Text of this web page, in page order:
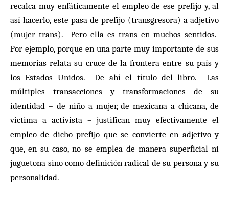
recalca muy enfáticamente el empleo de ese prefijo y, al
así hacerlo, este pasa de prefijo (transgresora) a adjetivo
(mujer trans). Pero ella es trans en muchos sentidos.
Por ejemplo, porque en una parte muy importante de sus
memorias relata su cruce de la frontera entre su país y
los Estados Unidos. De ahí el título del libro. Las
múltiples transacciones y transformaciones de su
identidad – de niño a mujer, de mexicana a chicana, de
víctima a activista – justifican muy efectivamente el
empleo de dicho prefijo que se convierte en adjetivo y
que, en su caso, no se emplea de manera superficial ni
juguetona sino como definición radical de su persona y su
personalidad.